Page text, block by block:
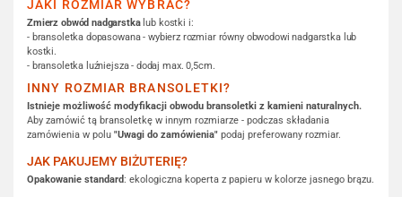
JAKI ROZMIAR WYBRAĆ?
Zmierz obwód nadgarstkalub kostki i:
- bransoletka dopasowana - wybierz rozmiar równy obwodowi nadgarstka lub
kostki.
- bransoletka luźniejsza - dodaj max. 0,5cm.
INNY ROZMIAR BRANSOLETKI?
Istnieje możliwość modyfikacji obwodu bransoletki z kamieni naturalnych.
Aby zamówić tą bransoletkę w innym rozmiarze - podczas składania
zamówienia w polu "Uwagi do zamówienia" podaj preferowany rozmiar.
JAK PAKUJEMY BIŻUTERIĘ?
Opakowanie standard: ekologiczna koperta z papieru w kolorze jasnego brązu.